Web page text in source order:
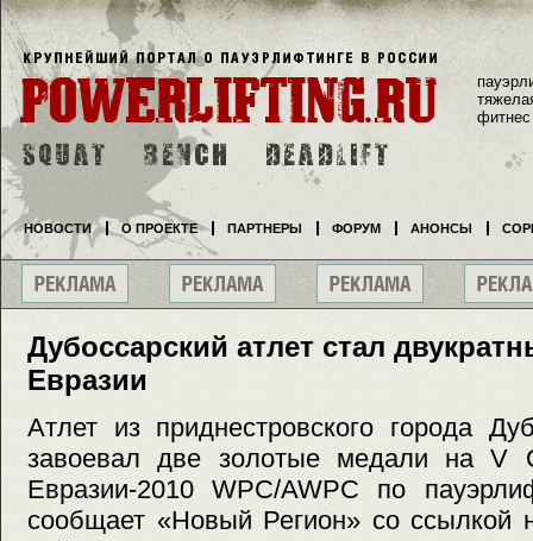
Дубоссарский атлет стал
Евразии
Атлет из приднестровского города
завоевал две золотые медали на V
Евразии-2010 WPC/AWPC по
сообщает «Новый Регион» со ссылкой
фитнес
НОВОСТИ О ПРОЕКТЕ ПАРТНЕРЫ ФОРУМ АНОНСЫ